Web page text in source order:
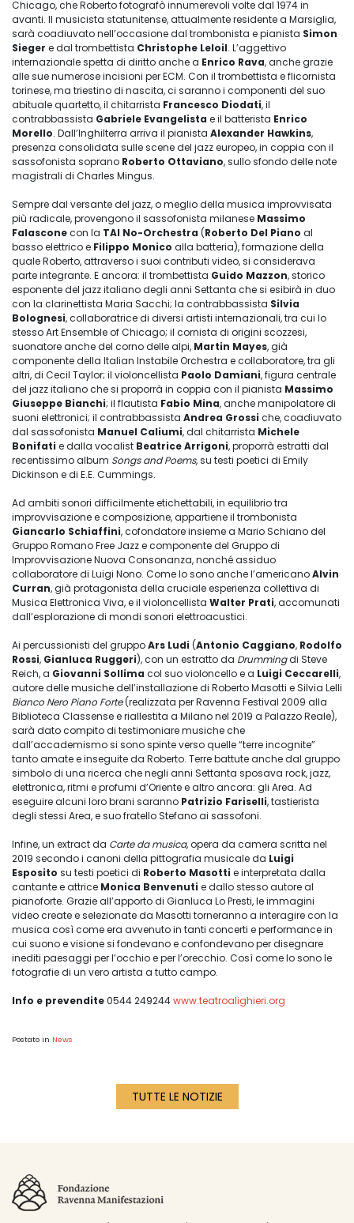
Chicago, che Roberto fotografò innumerevoli volte dal 1974 in
avanti. Il musicista statunitense, attualmente residente a Marsiglia,
sarà coadiuvato nell’occasione dal trombonista e pianista Simon
Sieger e dal trombettista Christophe Leloil. L’aggettivo
internazionale spetta di diritto anche a Enrico Rava, anche grazie
alle sue numerose incisioni per ECM. Con il trombettista e flicornista
torinese, ma triestino di nascita, ci saranno i componenti del suo
abituale quartetto, il chitarrista Francesco Diodati, il
contrabbassista Gabriele Evangelista e il batterista Enrico
Morello. Dall’Inghilterra arriva il pianista Alexander Hawkins,
presenza consolidata sulle scene del jazz europeo, in coppia con il
sassofonista soprano Roberto Ottaviano, sullo sfondo delle note
magistrali di Charles Mingus.
Sempre dal versante del jazz, o meglio della musica improvvisata
più radicale, provengono il sassofonista milanese Massimo
Falasconecon la TAI No-Orchestra (Roberto Del Piano al
basso elettrico e Filippo Monico alla batteria), formazione della
quale Roberto, attraverso i suoi contributi video, si considerava
parte integrante. E ancora: il trombettista Guido Mazzon, storico
esponente del jazz italiano degli anni Settanta che si esibirà in duo
con la clarinettista Maria Sacchi; la contrabbassista Silvia
Bolognesi, collaboratrice di diversi artisti internazionali, tra cui lo
stesso Art Ensemble of Chicago; il cornista di origini scozzesi,
suonatore anche del corno delle alpi, Martin Mayes, già
componente della Italian Instabile Orchestra e collaboratore, tra gli
altri, di Cecil Taylor; il violoncellista Paolo Damiani, figura centrale
del jazz italiano che si proporrà in coppia con il pianista Massimo
Giuseppe Bianchi; il flautista Fabio Mina, anche manipolatore di
suoni elettronici; il contrabbassista Andrea Grossi che, coadiuvato
dal sassofonista Manuel Caliumi, dal chitarrista Michele
Bonifati e dalla vocalist Beatrice Arrigoni, proporrà estratti dal
recentissimo album Songs and Poems, su testi poetici di Emily
Dickinson e di E.E. Cummings.
Ad ambiti sonori difficilmente etichettabili, in equilibrio tra
improvvisazione e composizione, appartiene il trombonista
Giancarlo Schiaffini, cofondatore insieme a Mario Schiano del
Gruppo Romano Free Jazz e componente del Gruppo di
Improvvisazione Nuova Consonanza, nonché assiduo
collaboratore di Luigi Nono. Come lo sono anche l’americanoAlvin
Curran, già protagonista della cruciale esperienza collettiva di
Musica Elettronica Viva, e il violoncellista Walter Prati, accomunati
dall’esplorazione di mondi sonori elettroacustici.
Ai percussionisti del gruppoArs Ludi (Antonio Caggiano, Rodolfo
Rossi, Gianluca Ruggeri), con un estratto da Drummingdi Steve
Reich, a Giovanni Sollima col suo violoncello e a Luigi Ceccarelli,
autore delle musiche dell’installazione di Roberto Masotti e Silvia Lelli
Bianco Nero Piano Forte(realizzata per Ravenna Festival 2009 alla
Biblioteca Classense e riallestita a Milano nel 2019 a Palazzo Reale),
sarà dato compito di testimoniare musiche che
dall’accademismo si sono spinte verso quelle “terre incognite”
tanto amate e inseguite da Roberto. Terre battute anche dal gruppo
simbolo di una ricerca che negli anni Settanta sposava rock, jazz,
elettronica, ritmi e profumi d’Oriente e altro ancora: gli Area. Ad
eseguire alcuni loro brani saranno Patrizio Fariselli, tastierista
degli stessi Area, e suo fratello Stefano ai sassofoni.
Infine, un extract da Carte da musica, opera da camera scritta nel
2019 secondo i canoni della pittografia musicale da Luigi
Esposito su testi poetici di Roberto Masotti e interpretata dalla
cantante e attrice Monica Benvenuti e dallo stesso autore al
pianoforte. Grazie all’apporto di Gianluca Lo Presti, le immagini
video create e selezionate da Masotti torneranno a interagire con la
musica così come era avvenuto in tanti concerti e performance in
cui suono e visione si fondevano e confondevano per disegnare
inediti paesaggi per l’occhio e per l’orecchio. Così come lo sono le
fotografie di un vero artista a tutto campo.
Info e prevendite0544 249244www.teatroalighieri.org
Postato in News
TUTTE LE NOTIZIE